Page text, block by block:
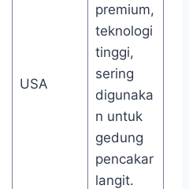
USA
premium,
teknologi
tinggi,
sering
digunaka
n untuk
gedung
pencakar
langit.